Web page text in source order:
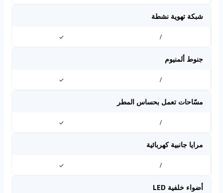
شبكة تهوية نشطة
/
✓
جنوط ألمنيوم
/
✓
مسّاحات تعمل بحساس المطر
/
✓
مرايا جانبية كهربائية
/
✓
أضواء خلفية LED